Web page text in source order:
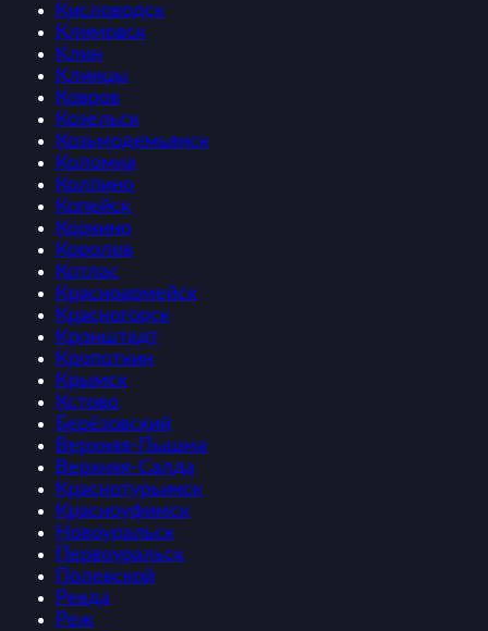
Кисловодск
Климовск
Клин
Клинцы
Ковров
Козельск
Козьмодемьянск
Коломна
Колпино
Копейск
Коркино
Королев
Котлас
Красноармейск
Красногорск
Кронштадт
Кропоткин
Крымск
Кстово
Берёзовский
Верхняя-Пышма
Верхняя-Салда
Краснотурьинск
Красноуфимск
Новоуральск
Первоуральск
Полевской
Ревда
Реж